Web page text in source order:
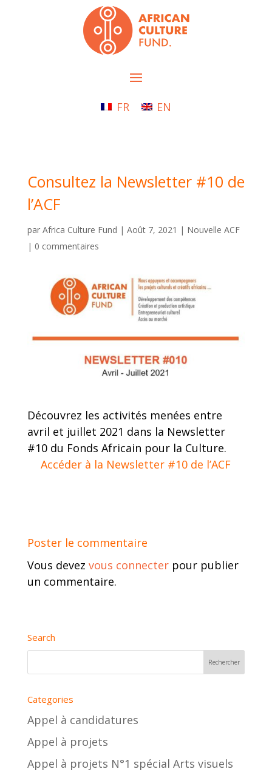
FR EN
Consultez la Newsletter #10 de
l’ACF
par Africa Culture Fund | Août 7, 2021 | Nouvelle ACF
| 0 commentaires
Découvrez les activités menées entre
avril et juillet 2021 dans la Newsletter
#10 du Fonds Africain pour la Culture.
Accéder à la Newsletter #10 de l’ACF
Poster le commentaire
Vous devez vous connecterpour publier
un commentaire.
Search
Categories
Appel à candidatures
Appel à projets
Appel à projets N°1 spécial Arts visuels